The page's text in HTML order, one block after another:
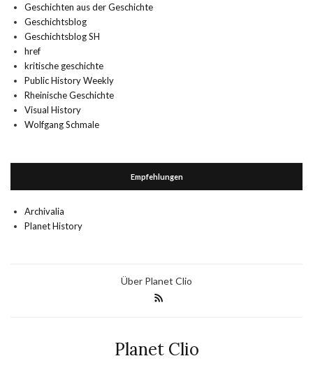
Geschichten aus der Geschichte
Geschichtsblog
Geschichtsblog SH
href
kritische geschichte
Public History Weekly
Rheinische Geschichte
Visual History
Wolfgang Schmale
Empfehlungen
Archivalia
Planet History
Über Planet Clio
Planet Clio